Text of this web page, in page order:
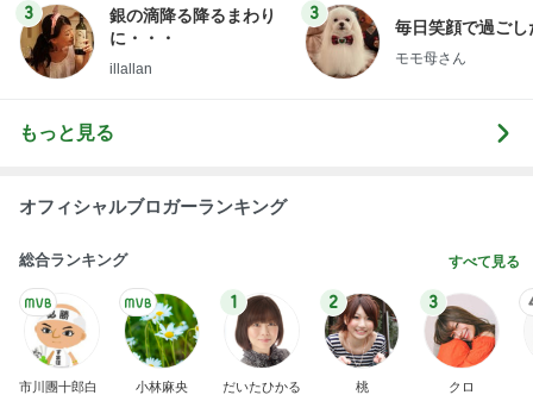
3
銀の滴降る降るまわり
に・・・
illallan
3
毎日笑顔で過ごし
モモ母さん
もっと見る
オフィシャルブロガーランキング
総合ランキング すべて見る
市川團十郎白
小林麻央
1
だいたひかる
2
桃
3
クロ